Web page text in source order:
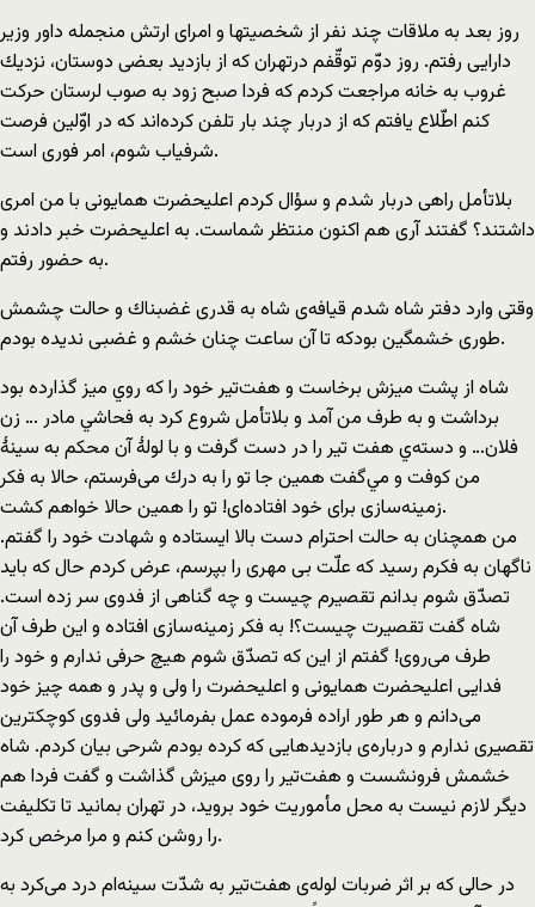
روز بعد به ملاقات چند نفر از شخصيتها و امرای ارتش منجمله داور وزير
دارايی رفتم. روز دوّم توقّفم درتهران كه از بازديد بعضی دوستان، نزديك
غروب به خانه مراجعت كردم كه فردا صبح زود به صوب لرستان حركت
كنم اطّلاع يافتم كه از دربار چند بار تلفن كرده‌اند كه در اوّلين فرصت
شرفياب شوم، امر فوری است.
بلاتأمل راهی دربار شدم و سؤال كردم اعليحضرت همايونی با من امری
داشتند؟ گفتند آری هم اكنون منتظر شماست. به اعليحضرت خبر دادند و
به حضور رفتم.
وقتی وارد دفتر شاه شدم قيافه‌ی شاه به قدری غضبناك و حالت چشمش
طوری خشمگين بودكه تا آن ساعت چنان خشم و غضبی نديده بودم.
شاه از پشت ميزش برخاست و هفت‌تير خود را كه روي ميز گذارده بود
برداشت و به طرف من آمد و بلاتأمل شروع كرد به فحاشي مادر … زن
فلان… و دسته‌ي هفت تير را در دست گرفت و با لولۀ آن محكم به سينۀ
من كوفت و مي‌گفت همين جا تو را به درك می‌فرستم، حالا به فكر
زمينه‌سازی برای خود افتاده‌ای! تو را همين حالا خواهم كشت.
من همچنان به حالت احترام دست بالا ايستاده و شهادت خود را گفتم.
ناگهان به فكرم رسيد كه علّت بی‌ مهری را بپرسم،‌ عرض كردم حال كه بايد
تصدّق شوم بدانم تقصيرم چيست و چه گناهی از فدوی سر زده است.
شاه گفت تقصيرت چيست؟! به فكر زمينه‌سازی افتاده و اين طرف آن
طرف می‌روی! گفتم از اين كه تصدّق شوم هيچ حرفی ندارم و خود را
فدايی اعليحضرت همايونی و اعليحضرت را ولی و پدر و همه چيز خود
می‌دانم و هر طور اراده فرموده عمل بفرمائيد ولی فدوی كوچكترين
تقصيری ندارم و درباره‌ی بازديدهايی كه كرده بودم شرحی بيان كردم. شاه
خشمش فرونشست و هفت‌تير را روی ميزش گذاشت و گفت فردا هم
ديگر لازم نيست به محل مأموريت خود برويد‌، در تهران بمانيد تا تكليفت
را روشن كنم و مرا مرخص كرد.
در حالی كه بر اثر ضربات لوله‌ی هفت‌تير به شدّت سينه‌ام درد می‌كرد به